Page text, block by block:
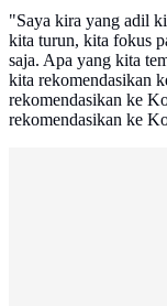
"Saya kira yang adil
kita turun, kita fokus
saja. Apa yang kita
kita rekomendasikan
rekomendasikan ke
rekomendasikan ke